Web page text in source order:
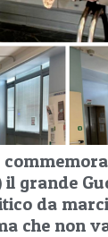
grande
da
che non